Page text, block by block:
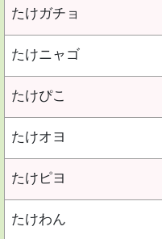
たけガチョ
たけニャゴ
たけぴこ
たけオヨ
たけピヨ
たけわん